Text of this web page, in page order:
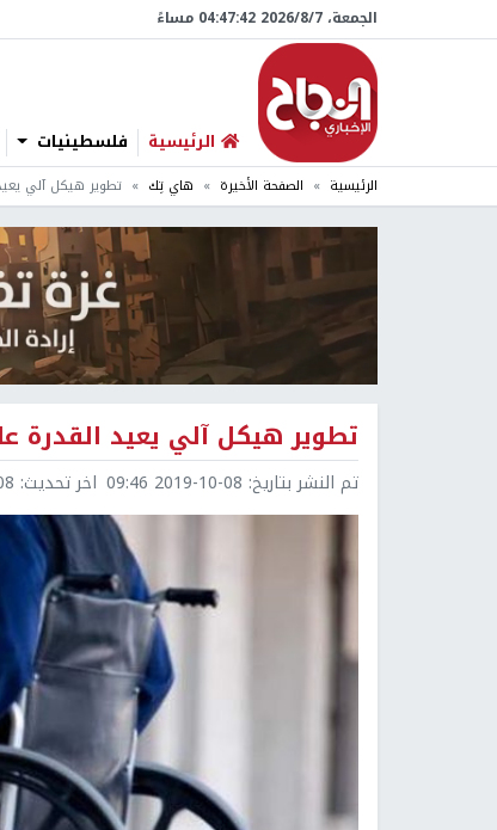
الجمعة، 7/‏8/‏2026 04:47:43 مساءً
الرئيسية فلسطينيات
الرئيسية الصفحة الأخيرة هاي تِك تطوير هيكل آلي
تطوير هيكل آلي يعيد القدرة
تم النشر بتاريخ: 2019-10-08 09:46 اخر تحديث: